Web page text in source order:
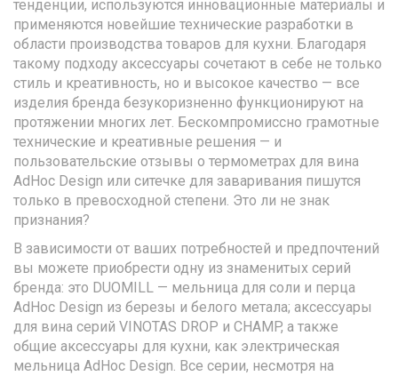
тенденции, используются инновационные материалы и
применяются новейшие технические разработки в
области производства товаров для кухни. Благодаря
такому подходу аксессуары сочетают в себе не только
стиль и креативность, но и высокое качество — все
изделия бренда безукоризненно функционируют на
протяжении многих лет. Бескомпромиссно грамотные
технические и креативные решения — и
пользовательские отзывы о термометрах для вина
AdHoc Design или ситечке для заваривания пишутся
только в превосходной степени. Это ли не знак
признания?
В зависимости от ваших потребностей и предпочтений
вы можете приобрести одну из знаменитых серий
бренда: это DUOMILL — мельница для соли и перца
AdHoc Design из березы и белого метала; аксессуары
для вина серий VINOTAS DROP и CHAMP, а также
общие аксессуары для кухни, как электрическая
мельница AdHoc Design. Все серии, несмотря на